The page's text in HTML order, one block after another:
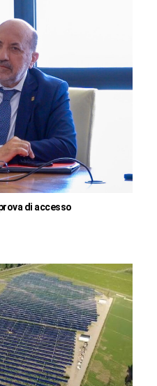
di accesso